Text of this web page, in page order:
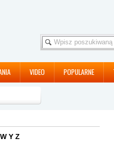
VIDEO POPULARNE
W Y Z